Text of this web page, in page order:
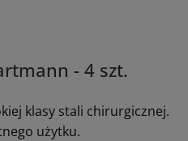
- 4 szt.
klasy stali chirurgicznej.
użytku.